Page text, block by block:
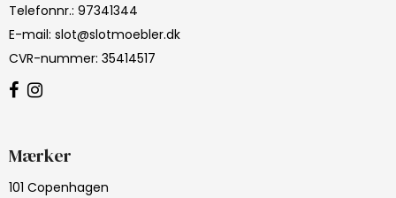
Telefonnr.: 97341344
E-mail: slot@slotmoebler.dk
CVR-nummer: 35414517
Mærker
101 Copenhagen